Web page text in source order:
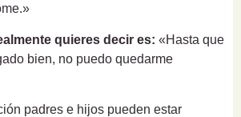
quieres decir es: «Hasta que
bien, no puedo quedarme
padres e hijos pueden estar